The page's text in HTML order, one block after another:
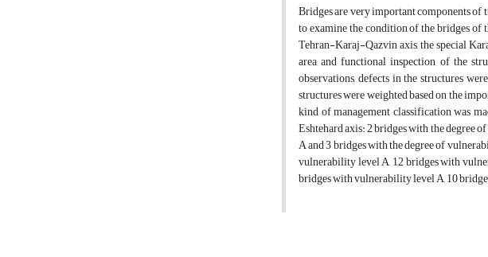
Bridges are very important components
to examine the condition of the bridges
Tehran-Karaj-Qazvin axis, the special
area and functional inspection of the
observations, defects in the structures
structures were weighted based on the
kind of management classification was
Eshtehard axis: 2 bridges with the degree
A and 3 bridges with the degree of
vulnerability level A, 12 bridges with
bridges with vulnerability level A, 10